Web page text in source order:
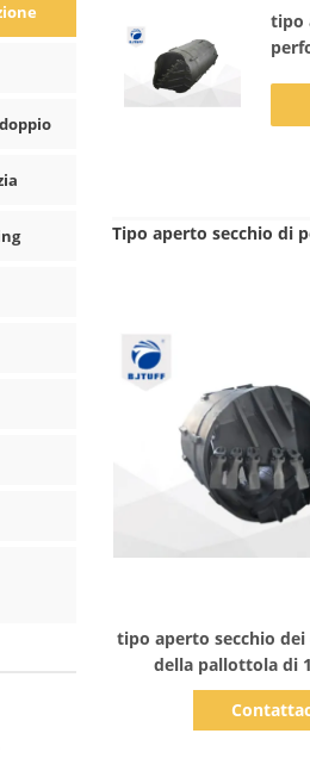
tipo
Tipo aperto secchio di
tipo aperto secchio
della pallottola di
perforazione che
Deep